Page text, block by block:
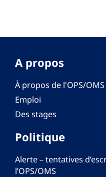
A propos
À propos de l'OPS/OMS
Emploi
Des stages
Politique
Alerte – tentatives
l’OPS/OMS